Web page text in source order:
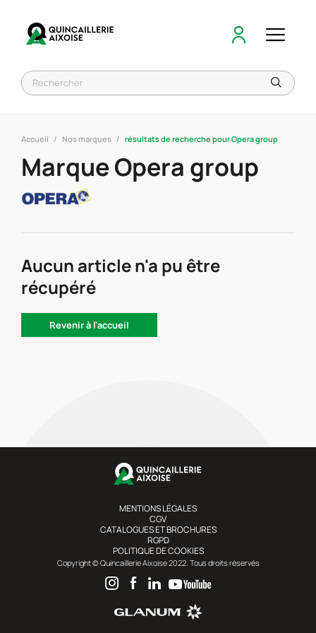
Accueil Nos marques résultats de recherche pour Opera group
Marque Opera group
Aucun article n'a pu être
récupéré
Revenir à l'accueil
MENTIONS LÉGALES
CGV
CATALOGUES ET BROCHURES
RGPD
POLITIQUE DE COOKIES
Copyright © Quincaillerie Aixoise 2022. Tous droits réservés